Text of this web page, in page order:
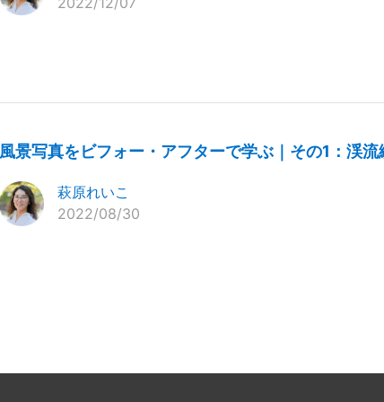
風景写真をビフォー・アフターで学ぶ｜その1：渓流
萩原れいこ
2022/08/30